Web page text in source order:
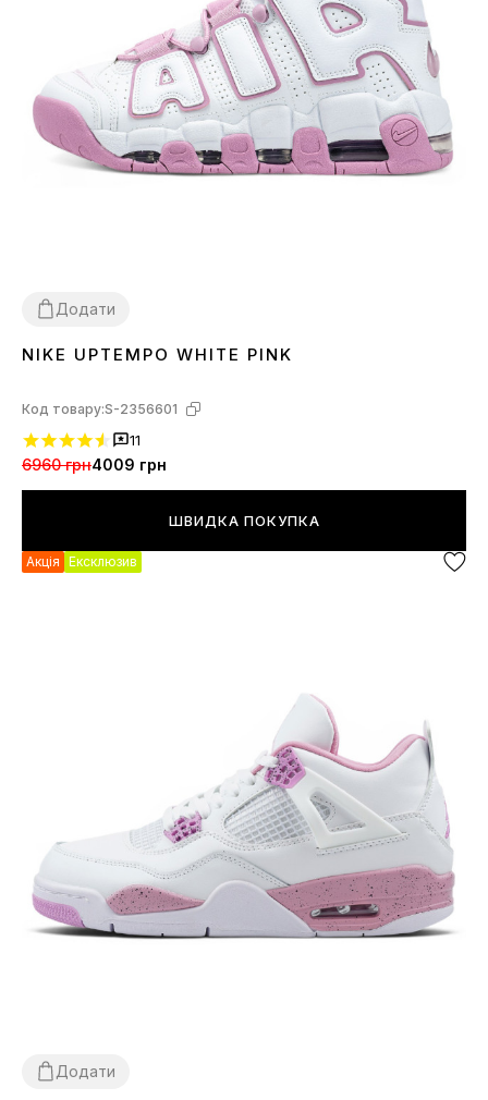
Додати
3738 3940
NIKE UPTEMPO WHITE PINK
Код товару:S-2356601
11
6960 грн4009 грн
ШВИДКА ПОКУПКА
Акція Ексклюзив
Додати